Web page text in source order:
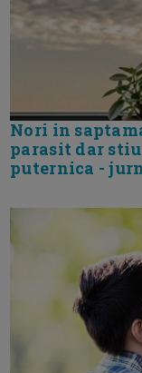
Nori in
parasit dar
puternica -